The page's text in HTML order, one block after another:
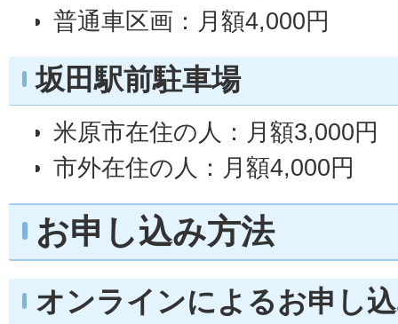
普通車区画：月額4,000円
坂田駅前駐車場
米原市在住の人：月額3,000円
市外在住の人：月額4,000円
お申し込み方法
オンラインによるお申し